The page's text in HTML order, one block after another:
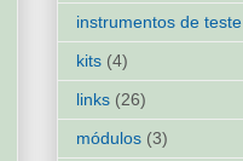
instrumentos de teste
kits (4)
links (26)
módulos (3)